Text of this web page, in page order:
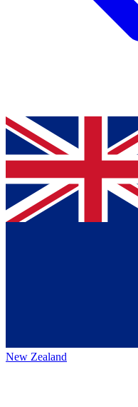
New Zealand